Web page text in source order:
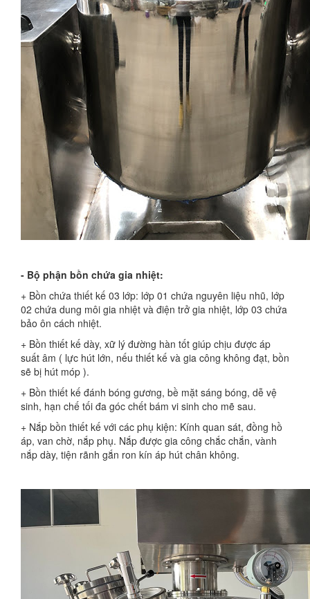
- Bộ phận bồn chứa gia nhiệt:
+ Bồn chứa thiết kế 03 lớp: lớp 01 chứa nguyên liệu nhũ, lớp
02 chứa dung môi gia nhiệt và điện trở gia nhiệt, lớp 03 chứa
bảo ôn cách nhiệt.
+ Bồn thiết kế dày, xữ lý đường hàn tốt giúp chịu được áp
suất âm ( lực hút lớn, nếu thiết kế và gia công không đạt, bồn
sẽ bị hút móp ).
+ Bồn thiết kế đánh bóng gương, bề mặt sáng bóng, dễ vệ
sinh, hạn chế tối đa góc chết bám vi sinh cho mẽ sau.
+ Nắp bồn thiết kế với các phụ kiện: Kính quan sát, đồng hồ
áp, van chờ, nắp phụ. Nắp được gia công chắc chắn, vành
nắp dày, tiện rãnh gắn ron kín áp hút chân không.